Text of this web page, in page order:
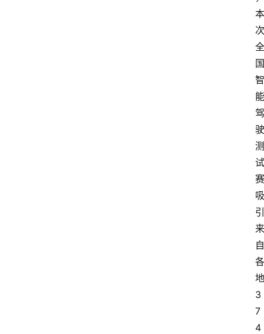
本
次
全
国
智
能
驾
驶
测
试
赛
吸
引
来
自
各
地
3
7
4